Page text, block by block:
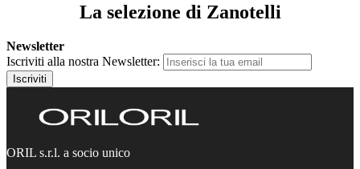
La selezione di Zanotelli
Newsletter
Iscriviti alla nostra Newsletter:
Iscriviti
ORIL s.r.l. a socio unico